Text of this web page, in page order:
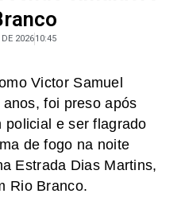
DE 202610:45
Victor Samuel
foi preso após
policial e ser flagrado
de fogo na noite
Estrada Dias Martins,
Rio Branco.